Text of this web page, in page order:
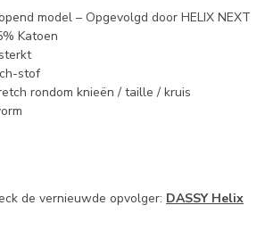
model – Opgevolgd door HELIX NEXT
Katoen
stof
rondom knieën / taille / kruis
de vernieuwde opvolger: DASSY Helix